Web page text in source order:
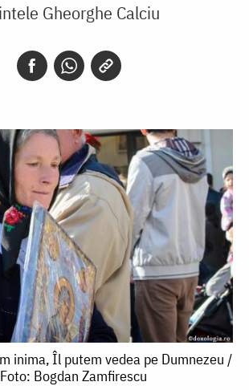
Gheorghe Calciu
inima, Îl putem vedea pe Dumnezeu /
Foto: Bogdan Zamfirescu